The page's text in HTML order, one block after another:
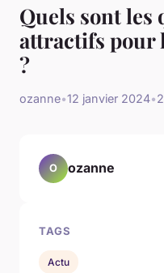
Quels sont les
attractifs pour
?
ozanne•12 janvier 2024•
O ozanne
TAGS
Actu